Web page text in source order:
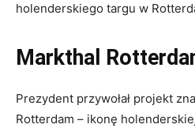
holenderskiego targu w
Markthal
Prezydent przywołał projekt
Rotterdam – ikonę